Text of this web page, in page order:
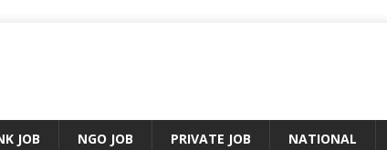
JOB NGO JOB PRIVATE JOB NATIONAL